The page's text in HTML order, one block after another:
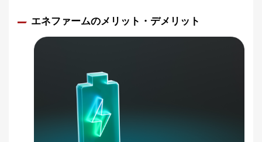
エネファームのメリット・デメリット